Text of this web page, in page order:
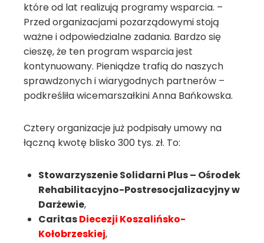
które od lat realizują programy wsparcia. –
Przed organizacjami pozarządowymi stoją
ważne i odpowiedzialne zadania. Bardzo się
cieszę, że ten program wsparcia jest
kontynuowany. Pieniądze trafią do naszych
sprawdzonych i wiarygodnych partnerów –
podkreśliła wicemarszałkini Anna Bańkowska.
Cztery organizacje już podpisały umowy na
łączną kwotę blisko 300 tys. zł. To:
Stowarzyszenie Solidarni Plus – Ośrodek
Rehabilitacyjno-Postresocjalizacyjny w
Darżewie,
CaritasDiecezji Koszalińsko-
Kołobrzeskiej,